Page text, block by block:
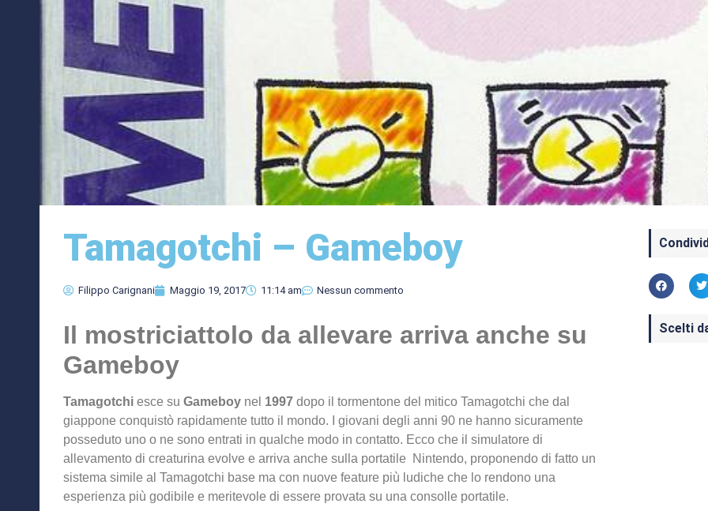
Tamagotchi – Gameboy
Filippo Carignani Maggio 19, 2017 11:14 am Nessun commento
Il mostriciattolo da allevare arriva anche su
Gameboy
Tamagotchi esce su Gameboy nel 1997 dopo il tormentone del mitico Tamagotchi che dal
giappone conquistò rapidamente tutto il mondo. I giovani degli anni 90 ne hanno sicuramente
posseduto uno o ne sono entrati in qualche modo in contatto. Ecco che il simulatore di
allevamento di creaturina evolve e arriva anche sulla portatile Nintendo, proponendo di fatto un
sistema simile al Tamagotchi base ma con nuove feature più ludiche che lo rendono una
esperienza più godibile e meritevole di essere provata su una consolle portatile.
Scelti